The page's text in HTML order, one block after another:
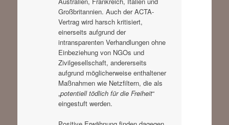
Großbritannien. Auch der ACTA-
Vertrag wird harsch kritisiert,
einerseits aufgrund der
intransparenten Verhandlungen ohne
Einbeziehung von NGOs und
Zivilgesellschaft, andererseits
aufgrund möglicherweise enthaltener
Maßnahmen wie Netzfiltern, die als
„potentiell tödlich für die Freiheit“
eingestuft werden.